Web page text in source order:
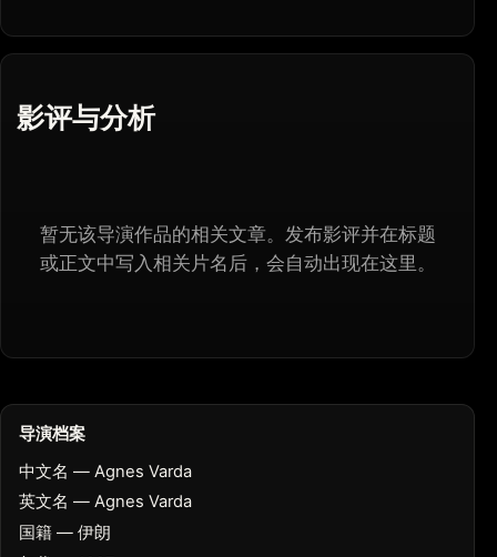
影评与分析
暂无该导演作品的相关文章。发布影评并在标题
或正文中写入相关片名后，会自动出现在这里。
导演档案
中文名 — Agnes Varda
英文名 — Agnes Varda
国籍 — 伊朗